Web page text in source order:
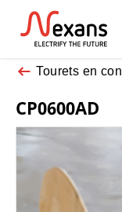
Tourets en
CP0600AD